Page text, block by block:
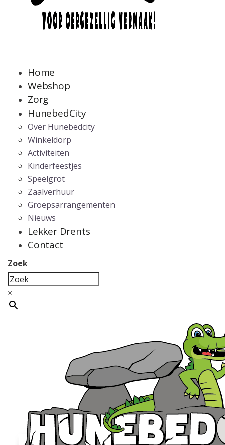
Home
Webshop
Zorg
HunebedCity
Over Hunebedcity
Winkeldorp
Activiteiten
Kinderfeestjes
Speelgrot
Zaalverhuur
Groepsarrangementen
Nieuws
Lekker Drents
Contact
Zoek
×